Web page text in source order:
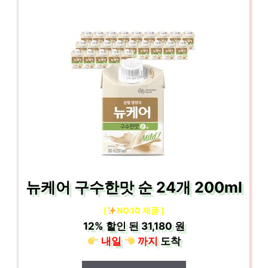
뉴케어 구수한맛 순 24개 200ml
[ NO.10 제품 ]
12%할인 된31,180 원
내일
까지도착